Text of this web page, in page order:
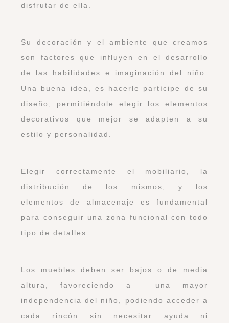
disfrutar de ella.
Su decoración y el ambiente que creamos
son factores que influyen en el desarrollo
de las habilidades e imaginación del niño.
Una buena idea, es hacerle partícipe de su
diseño, permitiéndole elegir los elementos
decorativos que mejor se adapten a su
estilo y personalidad.
Elegir correctamente el mobiliario, la
distribución de los mismos, y los
elementos de almacenaje es fundamental
para conseguir una zona funcional con todo
tipo de detalles.
Los muebles deben ser bajos o de media
altura, favoreciendo a una mayor
independencia del niño, podiendo acceder a
cada rincón sin necesitar ayuda ni